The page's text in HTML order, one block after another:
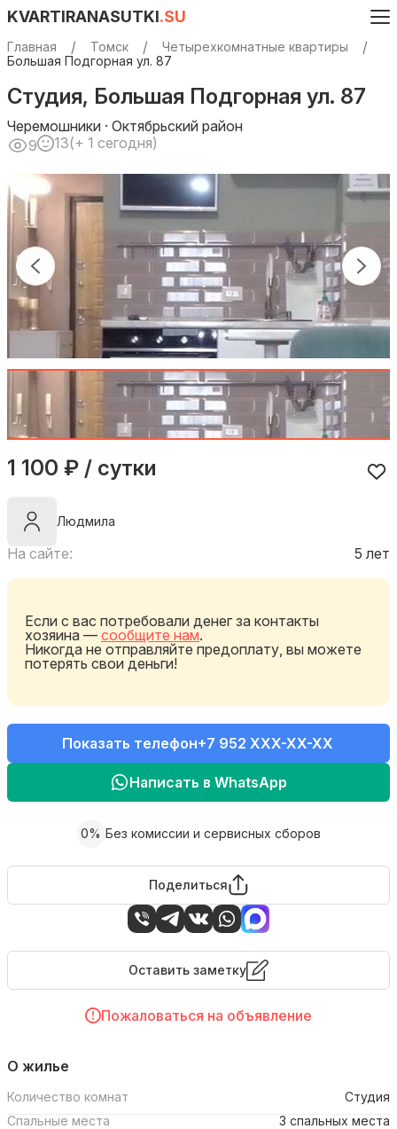
KVARTIRANASUTKI.SU
Главная Томск
Четырехкомнатные квартиры
Большая Подгорная ул. 87
Студия, Большая Подгорная ул. 87
Черемошники · Октябрьский район
9
13(+ 1 сегодня)
1 100 ₽ / сутки
Людмила
На сайте: 5 лет
Если с вас потребовали денег за контакты
хозяина — сообщите нам.
Никогда не отправляйте предоплату, вы можете
потерять свои деньги!
Показать телефон+7 952 XXX-XX-XX
Написать в WhatsApp
0% Без комиссии и сервисных сборов
Поделиться
Оставить заметку
Пожаловаться на объявление
О жилье
Количество комнат
Студия
Спальные места
3 спальных места